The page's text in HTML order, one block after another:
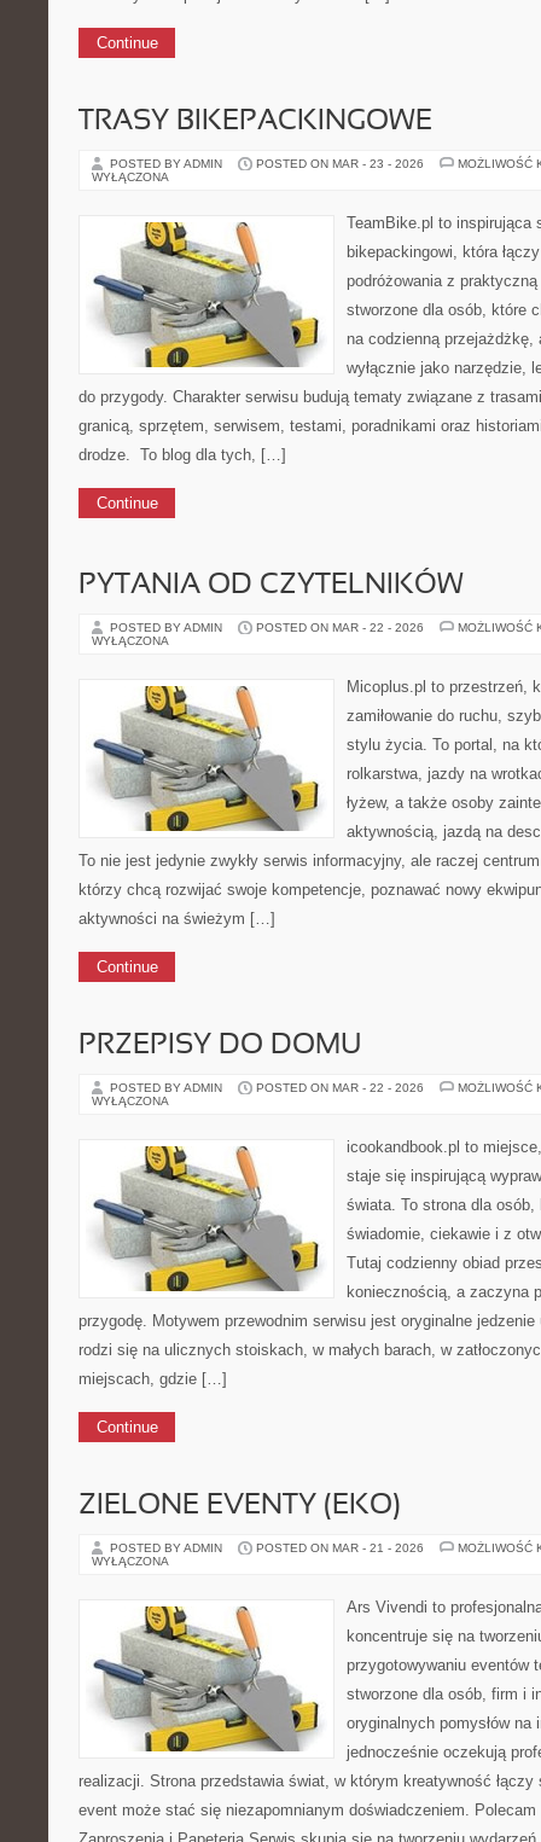
Continue
TRASY BIKEPACKINGOWE
POSTED BY ADMIN POSTED ON MAR - 23 - 2026
MOŻLIWOŚĆ
WYŁĄCZONA
TeamBike.pl to inspirująca
bikepackingowi, która
podróżowania z
stworzone dla osób, które
na codzienną przejażdżkę,
wyłącznie jako narzędzie,
do przygody. Charakter serwisu budują tematy związane z
granicą, sprzętem, serwisem, testami, poradnikami oraz
drodze. To blog dla tych, […]
Continue
PYTANIA OD CZYTELNIKÓW
POSTED BY ADMIN POSTED ON MAR - 22 - 2026
MOŻLIWOŚĆ
WYŁĄCZONA
Micoplus.pl to przestrzeń,
zamiłowanie do ruchu,
stylu życia. To portal, na
rolkarstwa, jazdy na
łyżew, a także osoby
aktywnością, jazdą na
To nie jest jedynie zwykły serwis informacyjny, ale raczej
którzy chcą rozwijać swoje kompetencje, poznawać nowy
aktywności na świeżym […]
Continue
PRZEPISY DO DOMU
POSTED BY ADMIN POSTED ON MAR - 22 - 2026
MOŻLIWOŚĆ
WYŁĄCZONA
icookandbook.pl to
staje się inspirującą
świata. To strona dla
świadomie, ciekawie i z
Tutaj codzienny obiad
koniecznością, a zaczyna
przygodę. Motywem przewodnim serwisu jest oryginalne
rodzi się na ulicznych stoiskach, w małych barach, w
miejscach, gdzie […]
Continue
ZIELONE EVENTY (EKO)
POSTED BY ADMIN POSTED ON MAR - 21 - 2026
MOŻLIWOŚĆ
WYŁĄCZONA
Ars Vivendi to
koncentruje się na
przygotowywaniu eventów
stworzone dla osób, firm i
oryginalnych pomysłów
jednocześnie oczekują
realizacji. Strona przedstawia świat, w którym kreatywność
event może stać się niezapomnianym doświadczeniem.